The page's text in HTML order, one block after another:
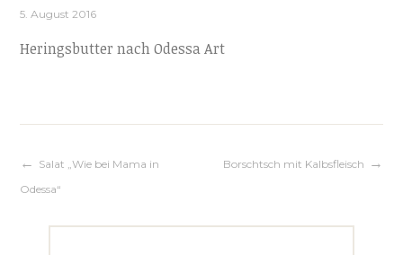
5. August 2016
Heringsbutter nach Odessa Art
Beitrags-
Navigation
Salat „Wie bei Mama in
Odessa“
Borschtsch mit Kalbsfleisch